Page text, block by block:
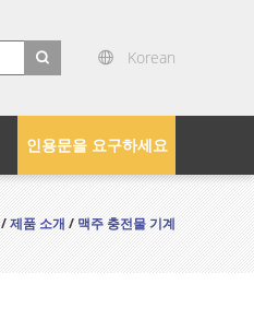
Korean
인용문을 요구하세요
/제품 소개/맥주 충전물 기계